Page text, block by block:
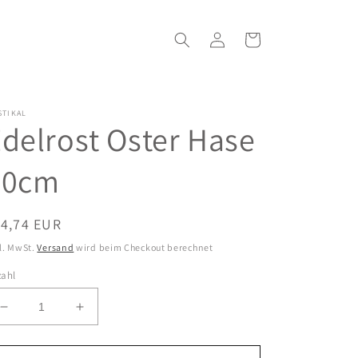
EinloggenWarenkorb
Oster Hase
EUR
MwSt.Versand wird beim Checkout berechnet
Verringere
die
Menge
Erhöhe
die
Menge